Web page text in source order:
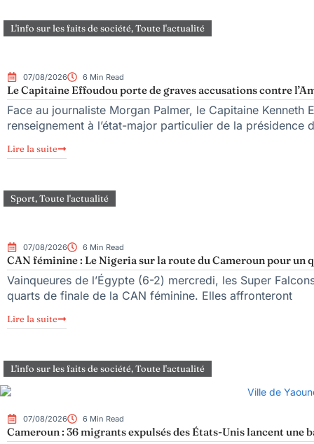
L'info sur les faits de société,Toute l'actualité
07/08/2026 6 Min Read
Le Capitaine Effoudou porte de graves accusations contre
Face au journaliste Morgan Palmer, le Capitaine Kenneth
renseignement à l’état-major particulier de la présidence
Lire la suite
Sport,Toute l'actualité
07/08/2026 6 Min Read
CAN féminine : Le Nigeria sur la route du Cameroun pour un
Vainqueures de l’Égypte (6-2) mercredi, les Super
quarts de finale de la CAN féminine. Elles affronteront
Lire la suite
L'info sur les faits de société,Toute l'actualité
07/08/2026 6 Min Read
Cameroun : 36 migrants expulsés des États-Unis lancent